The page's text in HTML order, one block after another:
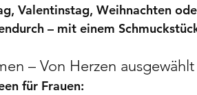
, Valentinstag, Weihnachten
– mit einem
– Von Herzen ausgewählt
für Frauen: